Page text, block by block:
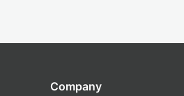
Company